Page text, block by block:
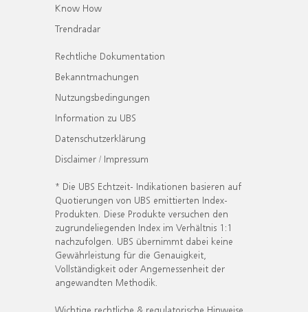
Know How
Trendradar
Rechtliche Dokumentation
Bekanntmachungen
Nutzungsbedingungen
Information zu UBS
Datenschutzerklärung
Disclaimer / Impressum
* Die UBS Echtzeit- Indikationen basieren auf
Quotierungen von UBS emittierten Index-
Produkten. Diese Produkte versuchen den
zugrundeliegenden Index im Verhältnis 1:1
nachzufolgen. UBS übernimmt dabei keine
Gewährleistung für die Genauigkeit,
Vollständigkeit oder Angemessenheit der
angewandten Methodik.